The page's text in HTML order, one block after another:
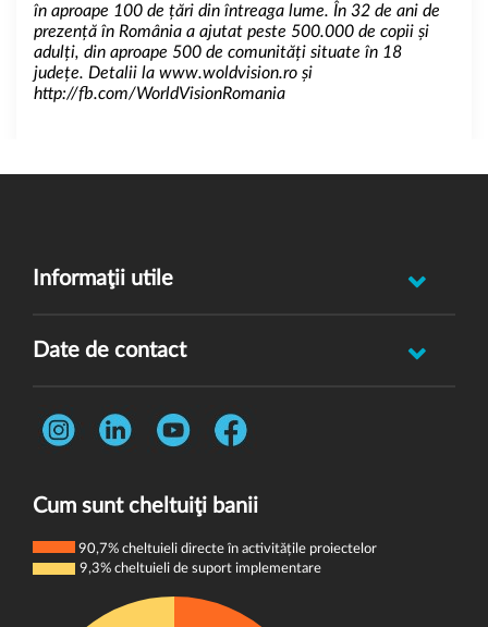
în aproape 100 de țări din întreaga lume. În 32 de ani de
prezență în România a ajutat peste 500.000 de copii și
adulți, din aproape 500 de comunități situate în 18
județe. Detalii la www.woldvision.ro și
http://fb.com/WorldVisionRomania
Informaţii utile
Întrebări frecvente
Politica de cookie-uri
Date de contact
Str. Rotasului, Nr. 7, Sector 1, Bucuresti, 012167
Telefon:
0731 444 013
Cum sunt cheltuiţi banii
90,7% cheltuieli directe în activitățile proiectelor
9,3% cheltuieli de suport implementare